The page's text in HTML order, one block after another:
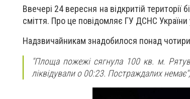
Ввечері 24 вересня на відкритій
сміття. Про це повідомляє ГУ ДСНС України
Надзвичайникам знадобилося понад
"Площа пожежі сягнула 100 кв. м.
ліквідували о 00:23. Постраждалих немає",